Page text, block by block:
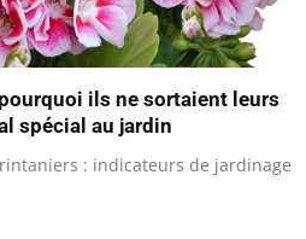
ils ne sortaient leurs
spécial au jardin
: indicateurs de jardinage